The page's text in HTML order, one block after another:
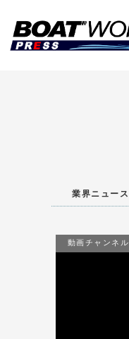
業界ニュース
動画チャンネル